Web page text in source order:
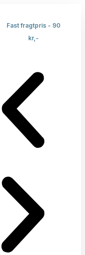
Fast fragtpris - 90
kr,-